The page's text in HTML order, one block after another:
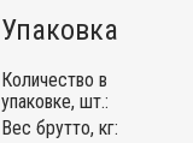
Упаковка
Количество в
упаковке, шт.:
Вес брутто, кг: